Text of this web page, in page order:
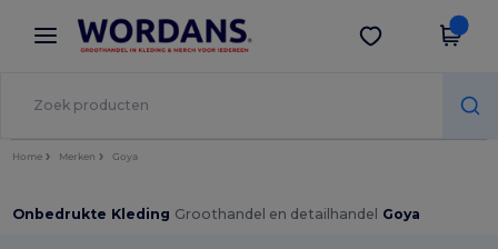
× Wordans-app
Betere prijzen in de app!
Download app
Home Merken Goya
Onbedrukte Kleding Groothandel en detailhandel Goya